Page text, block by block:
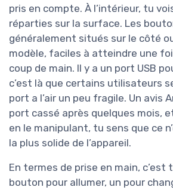
pris en compte. À l’intérieur, tu
réparties sur la surface. Les
généralement situés sur le côté
modèle, faciles à atteindre une
coup de main. Il y a un port USB
c’est là que certains utilisateurs
port a l’air un peu fragile. Un avis
port cassé après quelques mois,
en le manipulant, tu sens que ce
la plus solide de l’appareil.
En termes de prise en main, c’est
bouton pour allumer, un pour